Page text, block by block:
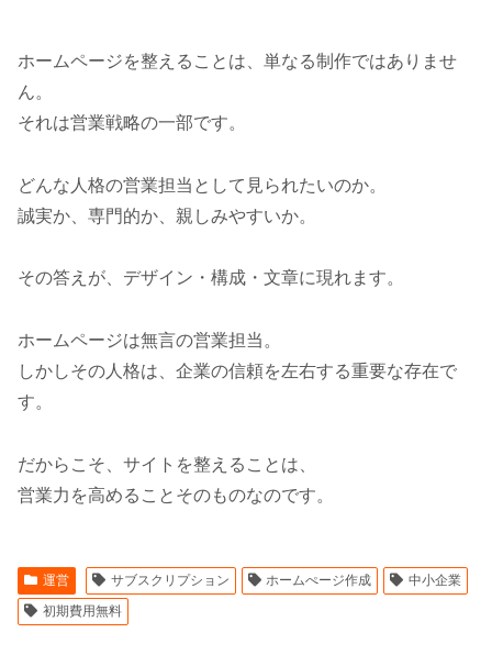
ホームページを整えることは、単なる制作ではありませ
ん。
それは営業戦略の一部です。
どんな人格の営業担当として見られたいのか。
誠実か、専門的か、親しみやすいか。
その答えが、デザイン・構成・文章に現れます。
ホームページは無言の営業担当。
しかしその人格は、企業の信頼を左右する重要な存在で
す。
だからこそ、サイトを整えることは、
営業力を高めることそのものなのです。
運営 サブスクリプション ホームぺージ作成
中小企業
初期費用無料